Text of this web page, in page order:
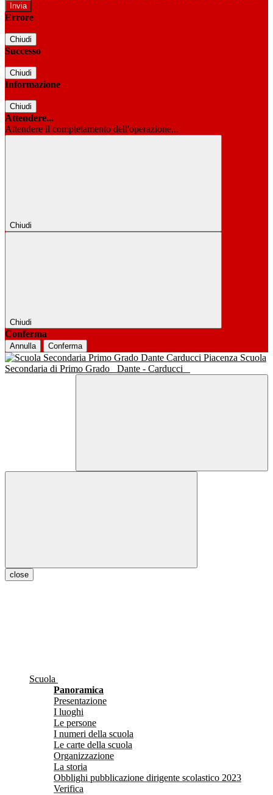
Errore
Chiudi
Successo
Chiudi
Informazione
Chiudi
Attendere...
Attendere il completamento dell'operazione...
Chiudi
Chiudi
Conferma
Annulla Conferma
Scuola
Secondaria di Primo Grado
Dante - Carducci
close
Scuola
Panoramica
Presentazione
I luoghi
Le persone
I numeri della scuola
Le carte della scuola
Organizzazione
La storia
Obblighi pubblicazione dirigente scolastico 2023
Verifica